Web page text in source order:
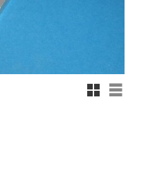
Rutnätsvy
Listvy